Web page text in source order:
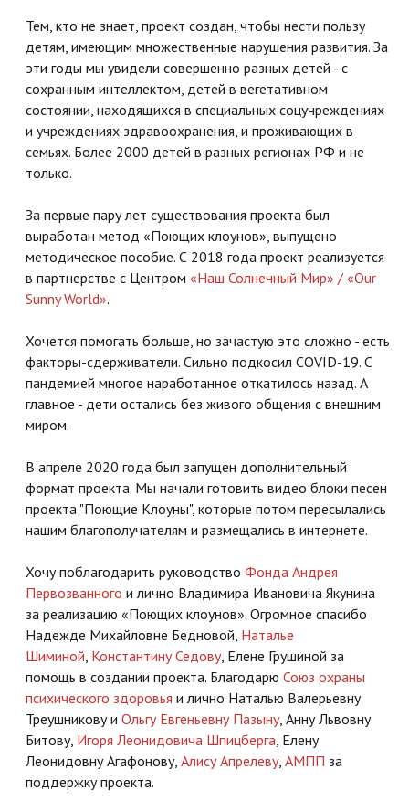
Тем, кто не знает, проект создан, чтобы нести пользу
детям, имеющим множественные нарушения развития. За
эти годы мы увидели совершенно разных детей - с
сохранным интеллектом, детей в вегетативном
состоянии, находящихся в специальных соцучреждениях
и учреждениях здравоохранения, и проживающих в
семьях. Более 2000 детей в разных регионах РФ и не
только.
За первые пару лет существования проекта был
выработан метод «Поющих клоунов», выпущено
методическое пособие. С 2018 года проект реализуется
в партнерстве с Центром «Наш Солнечный Мир» / «Our
Sunny World».
Хочется помогать больше, но зачастую это сложно - есть
факторы-сдерживатели. Сильно подкосил COVID-19. С
пандемией многое наработанное откатилось назад. А
главное - дети остались без живого общения с внешним
миром.
В апреле 2020 года был запущен дополнительный
формат проекта. Мы начали готовить видео блоки песен
проекта "Поющие Клоуны", которые потом пересылались
нашим благополучателям и размещались в интернете.
Хочу поблагодарить руководство Фонда Андрея
Первозванного и лично Владимира Ивановича Якунина
за реализацию «Поющих клоунов». Огромное спасибо
Надежде Михайловне Бедновой, Наталье
Шиминой, Константину Седову, Елене Грушиной за
помощь в создании проекта. Благодарю Союз охраны
психического здоровья и лично Наталью Валерьевну
Треушникову и Ольгу Евгеньевну Пазыну, Анну Львовну
Битову, Игоря Леонидовича Шпицберга, Елену
Леонидовну Агафонову, Алису Апрелеву, АМПП за
поддержку проекта.